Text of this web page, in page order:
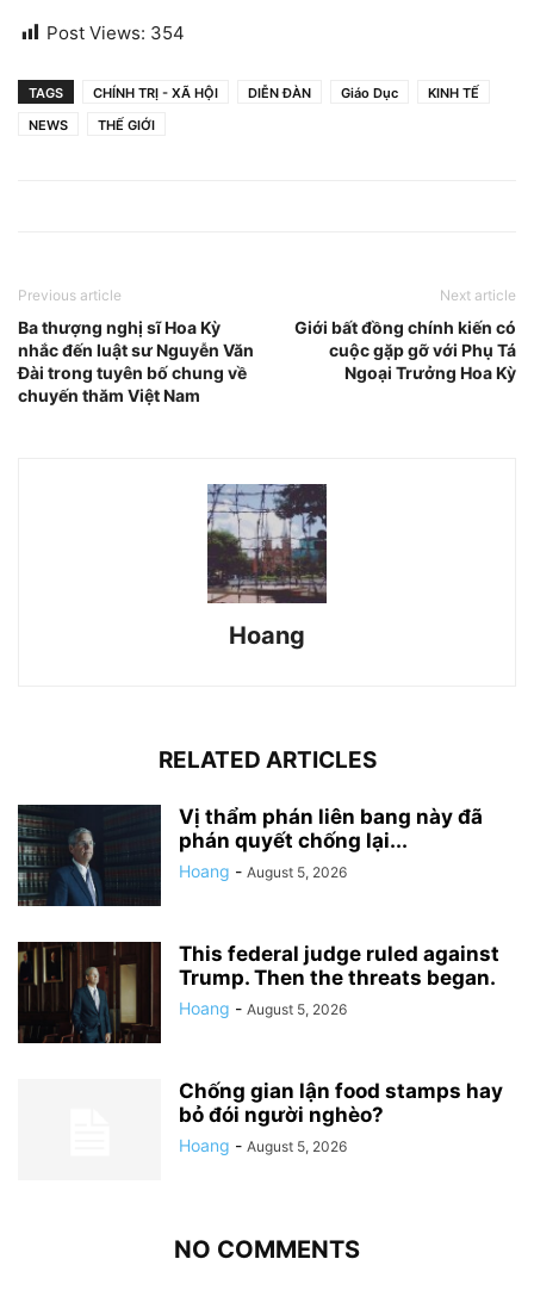
Post Views: 354
TAGS CHÍNH TRỊ - XÃ HỘI DIỄN ĐÀN Giáo Dục
KINH TẾ
NEWS
THẾ GIỚI
Previous article
Ba thượng nghị sĩ Hoa Kỳ
nhắc đến luật sư Nguyễn Văn
Đài trong tuyên bố chung về
chuyến thăm Việt Nam
Next article
Giới bất đồng chính kiến có
cuộc gặp gỡ với Phụ Tá
Ngoại Trưởng Hoa Kỳ
Hoang
RELATED ARTICLES
Vị thẩm phán liên bang này đã
phán quyết chống lại...
Hoang - August 5, 2026
This federal judge ruled against
Trump. Then the threats began.
Hoang - August 5, 2026
Chống gian lận food stamps hay
bỏ đói người nghèo?
Hoang - August 5, 2026
NO COMMENTS